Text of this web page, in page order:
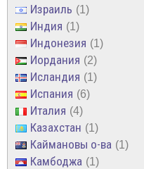
Израиль 1
Индия 1
Индонезия 1
Иордания 2
Исландия 1
Испания 6
Италия 4
Казахстан 1
Каймановы о-ва 1
Камбоджа 1